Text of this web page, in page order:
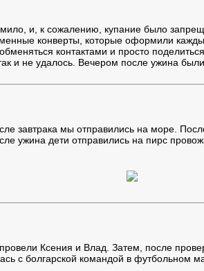
и, к сожалению, купание было
конверты, которые оформили
контактами и просто
и не удалось. Вечером после ужина
завтрака мы отправились на море.
ужина дети отправились на пирс
Ксения и Влад. Затем, после
с болгарской командой в футбольном